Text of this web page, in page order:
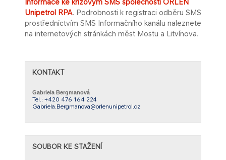
Informace ke krizovým SMS společnosti ORLEN
Unipetrol RPA​​.​ Podrobnosti k registraci odběru SMS
prostřednictvím SMS Informačního kanálu naleznete
na internetových stránkách měst Mostu a Litvínova.
KONTAKT
Gabriela Bergmanová
Tel.: +420 476 164 224
Gabriela.Bergmanova@orlenunipetrol.cz​
SOUBOR KE STAŽENÍ